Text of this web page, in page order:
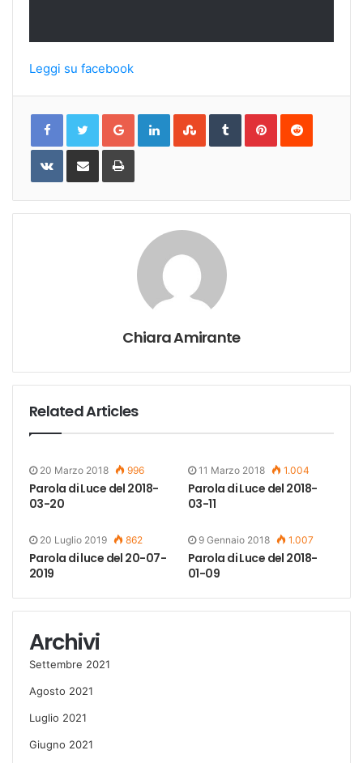
Leggi su facebook
Google+LinkedInStumbleUpon
TumblrPinterestReddit
VKontakteShare
Email
Print
Chiara Amirante
Related Articles
20 Marzo 2018 996
Parola di Luce del 2018-
03-20
11 Marzo 2018 1.004
Parola di Luce del 2018-
03-11
20 Luglio 2019 862
Parola di luce del 20-07-
2019
9 Gennaio 2018 1.007
Parola di Luce del 2018-
01-09
Archivi
Settembre 2021
Agosto 2021
Luglio 2021
Giugno 2021